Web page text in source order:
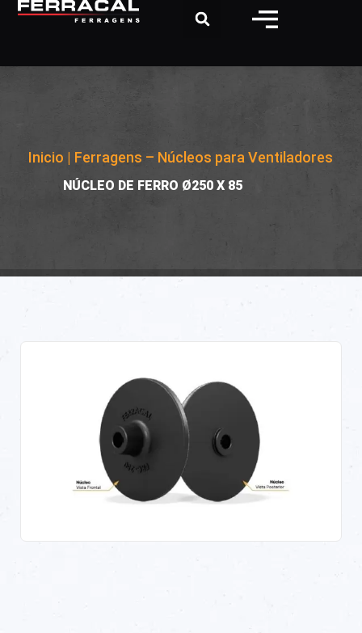
Inicio | Ferragens – Núcleos para Ventiladores
NÚCLEO DE FERRO Ø250 X 85